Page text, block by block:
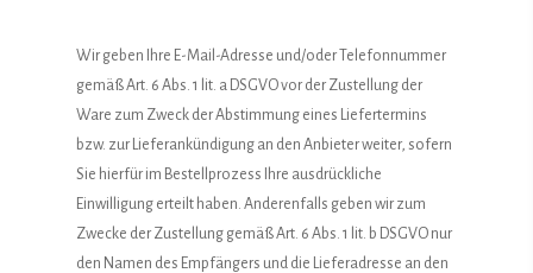
Wir geben Ihre E-Mail-Adresse und/oder Telefonnummer
gemäß Art. 6 Abs. 1 lit. a DSGVO vor der Zustellung der
Ware zum Zweck der Abstimmung eines Liefertermins
bzw. zur Lieferankündigung an den Anbieter weiter, sofern
Sie hierfür im Bestellprozess Ihre ausdrückliche
Einwilligung erteilt haben. Anderenfalls geben wir zum
Zwecke der Zustellung gemäß Art. 6 Abs. 1 lit. b DSGVO nur
den Namen des Empfängers und die Lieferadresse an den